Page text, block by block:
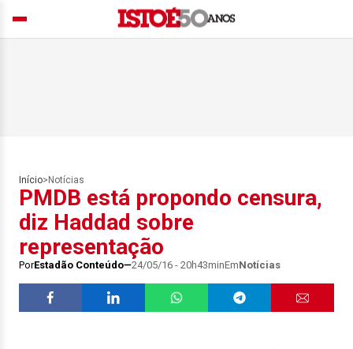
Início> Notícias
PMDB está propondo censura,
diz Haddad sobre
representação
PorEstadão Conteúdo 24/05/16 - 20h43minEmNotícias